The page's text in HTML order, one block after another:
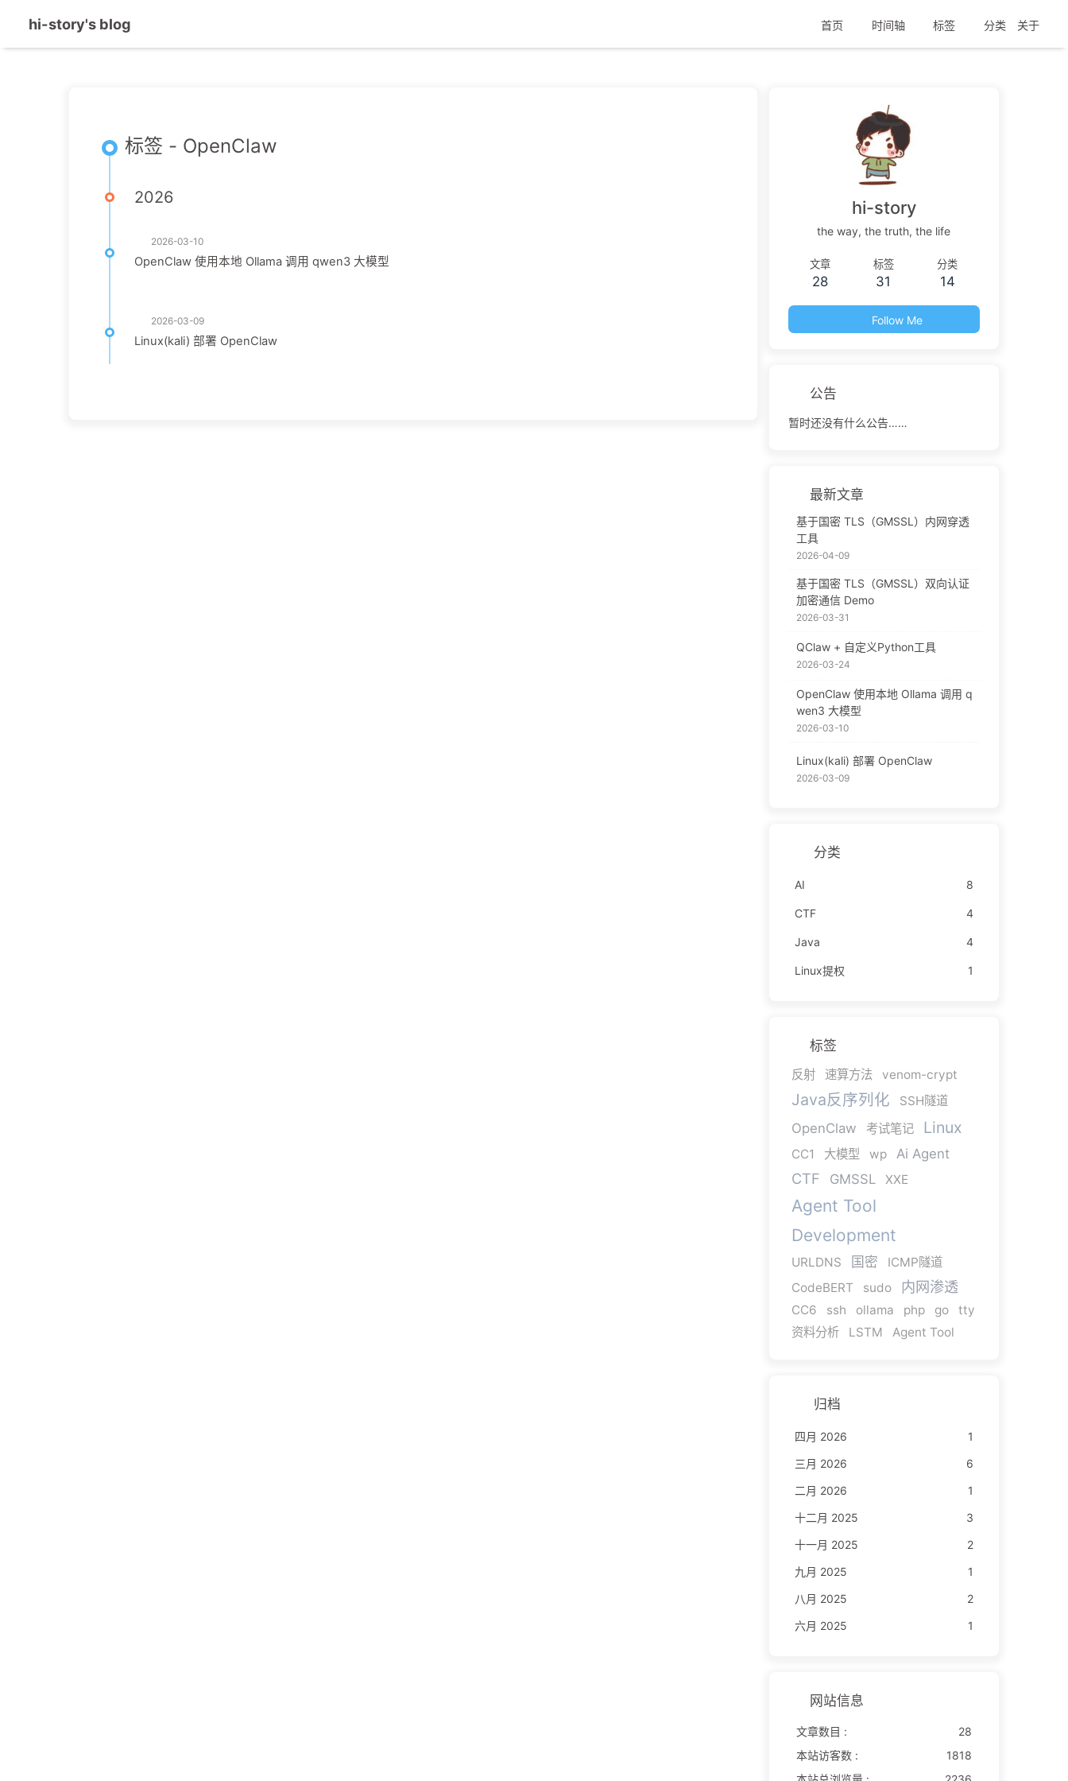
hi-story's blog 首页 时间轴 标签 分类 关于
标签 - OpenClaw
2026
2026-03-10
OpenClaw 使用本地 Ollama 调用 qwen3 大模型
2026-03-09
Linux(kali) 部署 OpenClaw
hi-story
the way, the truth, the life
文章
28
标签
31
分类
14
Follow Me
公告
暂时还没有什么公告……
最新文章
基于国密 TLS（GMSSL）内网穿透
工具
2026-04-09
基于国密 TLS（GMSSL）双向认证
加密通信 Demo
2026-03-31
QClaw + 自定义Python工具
2026-03-24
OpenClaw 使用本地 Ollama 调用 q
wen3 大模型
2026-03-10
Linux(kali) 部署 OpenClaw
2026-03-09
分类
AI 8
CTF 4
Java 4
Linux提权 1
标签
反射 速算方法 venom-crypt
Java反序列化 SSH隧道
OpenClaw 考试笔记 Linux
CC1 大模型 wp Ai Agent
CTF GMSSL XXE
Agent Tool
Development
URLDNS 国密
ICMP隧道
CodeBERT
sudo 内网渗透
CC6 ssh ollama php go
tty
资料分析
LSTM Agent Tool
归档
四月 2026
1
三月 2026
6
二月 2026
1
十二月 2025
3
十一月 2025
2
九月 2025
1
八月 2025
2
六月 2025
1
网站信息
文章数目 :
28
本站访客数 :
1818